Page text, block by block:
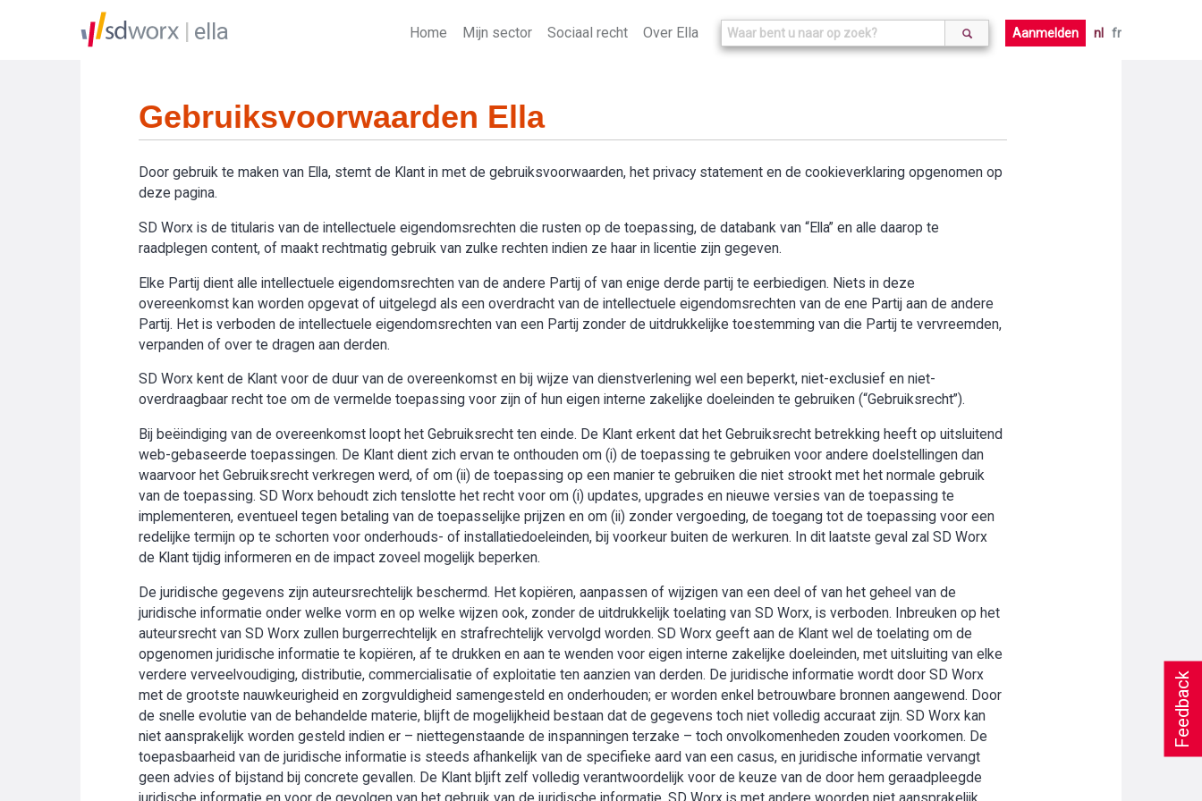
Feedback
ella Home Mijn sector Sociaal recht Over Ella Aanmelden nl fr
Gebruiksvoorwaarden Ella
Door gebruik te maken van Ella, stemt de Klant in met de gebruiksvoorwaarden, het privacy statement en de cookieverklaring opgenomen op
deze pagina.
SD Worx is de titularis van de intellectuele eigendomsrechten die rusten op de toepassing, de databank van “Ella” en alle daarop te
raadplegen content, of maakt rechtmatig gebruik van zulke rechten indien ze haar in licentie zijn gegeven.
Elke Partij dient alle intellectuele eigendomsrechten van de andere Partij of van enige derde partij te eerbiedigen. Niets in deze
overeenkomst kan worden opgevat of uitgelegd als een overdracht van de intellectuele eigendomsrechten van de ene Partij aan de andere
Partij. Het is verboden de intellectuele eigendomsrechten van een Partij zonder de uitdrukkelijke toestemming van die Partij te vervreemden,
verpanden of over te dragen aan derden.
SD Worx kent de Klant voor de duur van de overeenkomst en bij wijze van dienstverlening wel een beperkt, niet-exclusief en niet-
overdraagbaar recht toe om de vermelde toepassing voor zijn of hun eigen interne zakelijke doeleinden te gebruiken (“Gebruiksrecht”).
Bij beëindiging van de overeenkomst loopt het Gebruiksrecht ten einde. De Klant erkent dat het Gebruiksrecht betrekking heeft op uitsluitend
web-gebaseerde toepassingen. De Klant dient zich ervan te onthouden om (i) de toepassing te gebruiken voor andere doelstellingen dan
waarvoor het Gebruiksrecht verkregen werd, of om (ii) de toepassing op een manier te gebruiken die niet strookt met het normale gebruik
van de toepassing. SD Worx behoudt zich tenslotte het recht voor om (i) updates, upgrades en nieuwe versies van de toepassing te
implementeren, eventueel tegen betaling van de toepasselijke prijzen en om (ii) zonder vergoeding, de toegang tot de toepassing voor een
redelijke termijn op te schorten voor onderhouds- of installatiedoeleinden, bij voorkeur buiten de werkuren. In dit laatste geval zal SD Worx
de Klant tijdig informeren en de impact zoveel mogelijk beperken.
De juridische gegevens zijn auteursrechtelijk beschermd. Het kopiëren, aanpassen of wijzigen van een deel of van het geheel van de
juridische informatie onder welke vorm en op welke wijzen ook, zonder de uitdrukkelijk toelating van SD Worx, is verboden. Inbreuken op het
auteursrecht van SD Worx zullen burgerrechtelijk en strafrechtelijk vervolgd worden. SD Worx geeft aan de Klant wel de toelating om de
opgenomen juridische informatie te kopiëren, af te drukken en aan te wenden voor eigen interne zakelijke doeleinden, met uitsluiting van elke
verdere verveelvoudiging, distributie, commercialisatie of exploitatie ten aanzien van derden. De juridische informatie wordt door SD Worx
met de grootste nauwkeurigheid en zorgvuldigheid samengesteld en onderhouden; er worden enkel betrouwbare bronnen aangewend. Door
de snelle evolutie van de behandelde materie, blijft de mogelijkheid bestaan dat de gegevens toch niet volledig accuraat zijn. SD Worx kan
niet aansprakelijk worden gesteld indien er – niettegenstaande de inspanningen terzake – toch onvolkomenheden zouden voorkomen. De
toepasbaarheid van de juridische informatie is steeds afhankelijk van de specifieke aard van een casus, en juridische informatie vervangt
geen advies of bijstand bij concrete gevallen. De Klant bljift zelf volledig verantwoordelijk voor de keuze van de door hem geraadpleegde